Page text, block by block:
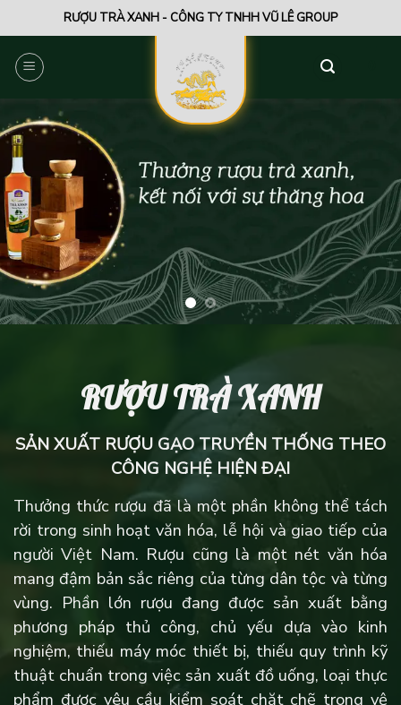
content
RƯỢU TRÀ XANH - CÔNG TY TNHH VŨ LÊ GROUP
RƯỢU TRÀ XANH
SẢN XUẤT RƯỢU GẠO TRUYỀN THỐNG THEO
CÔNG NGHỆ HIỆN ĐẠI
Thưởng thức rượu đã là một phần không thể tách
rời trong sinh hoạt văn hóa, lễ hội và giao tiếp của
người Việt Nam. Rượu cũng là một nét văn hóa
mang đậm bản sắc riêng của từng dân tộc và từng
vùng. Phần lớn rượu đang được sản xuất bằng
phương pháp thủ công, chủ yếu dựa vào kinh
nghiệm, thiếu máy móc thiết bị, thiếu quy trình kỹ
thuật chuẩn trong việc sản xuất đồ uống, loại thực
phẩm được yêu cầu kiểm soát chặt chẽ trong vệ